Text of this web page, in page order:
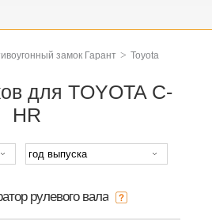
замок Гарант > Toyota
для TOYOTA C-
HR
рулевого вала